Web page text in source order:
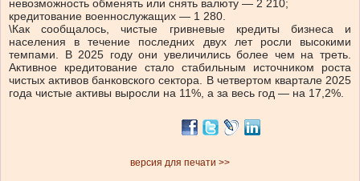
невозможность обменять или снять валюту — 2 210;
кредитование военнослужащих — 1 280.
\Как сообщалось, чистые гривневые кредиты бизнеса и
населения в течение последних двух лет росли высокими
темпами. В 2025 году они увеличились более чем на треть.
Активное кредитование стало стабильным источником роста
чистых активов банковского сектора. В четвертом квартале 2025
года чистые активы выросли на 11%, а за весь год — на 17,2%.
версия для печати >>